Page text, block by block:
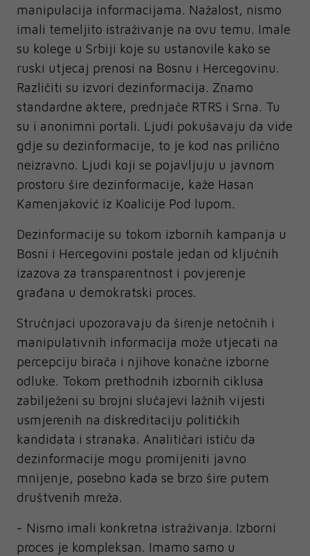
manipulacija informacijama. Nažalost, nismo
imali temeljito istraživanje na ovu temu. Imale
su kolege u Srbiji koje su ustanovile kako se
ruski utjecaj prenosi na Bosnu i Hercegovinu.
Različiti su izvori dezinformacija. Znamo
standardne aktere, prednjače RTRS i Srna. Tu
su i anonimni portali. Ljudi pokušavaju da vide
gdje su dezinformacije, to je kod nas prilično
neizravno. Ljudi koji se pojavljuju u javnom
prostoru šire dezinformacije, kaže Hasan
Kamenjaković iz Koalicije Pod lupom.
Dezinformacije su tokom izbornih kampanja u
Bosni i Hercegovini postale jedan od ključnih
izazova za transparentnost i povjerenje
građana u demokratski proces.
Stručnjaci upozoravaju da širenje netočnih i
manipulativnih informacija može utjecati na
percepciju birača i njihove konačne izborne
odluke. Tokom prethodnih izbornih ciklusa
zabilježeni su brojni slučajevi lažnih vijesti
usmjerenih na diskreditaciju političkih
kandidata i stranaka. Analitičari ističu da
dezinformacije mogu promijeniti javno
mnijenje, posebno kada se brzo šire putem
društvenih mreža.
- Nismo imali konkretna istraživanja. Izborni
proces je kompleksan. Imamo samo u